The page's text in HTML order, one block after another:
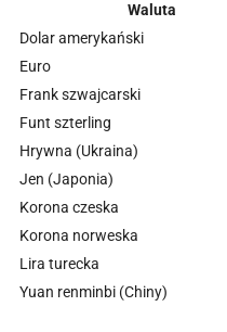
Waluta
Dolar amerykański
Euro
Frank szwajcarski
Funt szterling
Hrywna (Ukraina)
Jen (Japonia)
Korona czeska
Korona norweska
Lira turecka
Yuan renminbi (Chiny)